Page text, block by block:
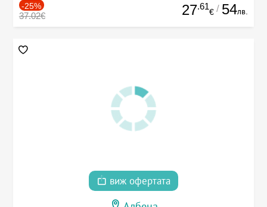
-25%
37.02€ 27.61
€ / 54лв.
виж офертата